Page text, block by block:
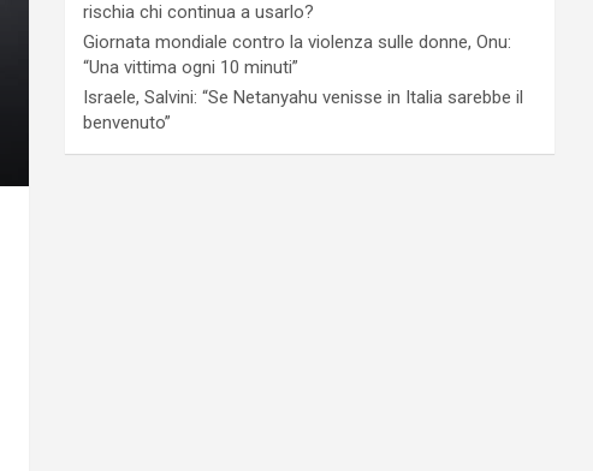
rischia chi continua a usarlo?
Giornata mondiale contro la violenza sulle donne, Onu:
“Una vittima ogni 10 minuti”
Israele, Salvini: “Se Netanyahu venisse in Italia sarebbe il
benvenuto”